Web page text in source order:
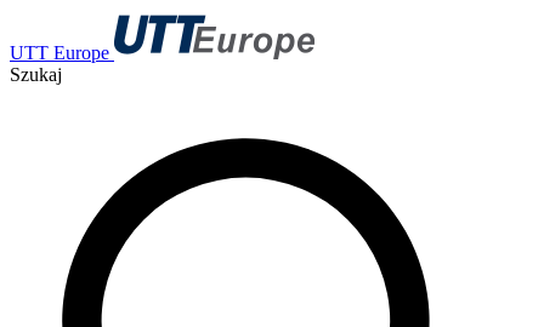
UTT Europe
Szukaj